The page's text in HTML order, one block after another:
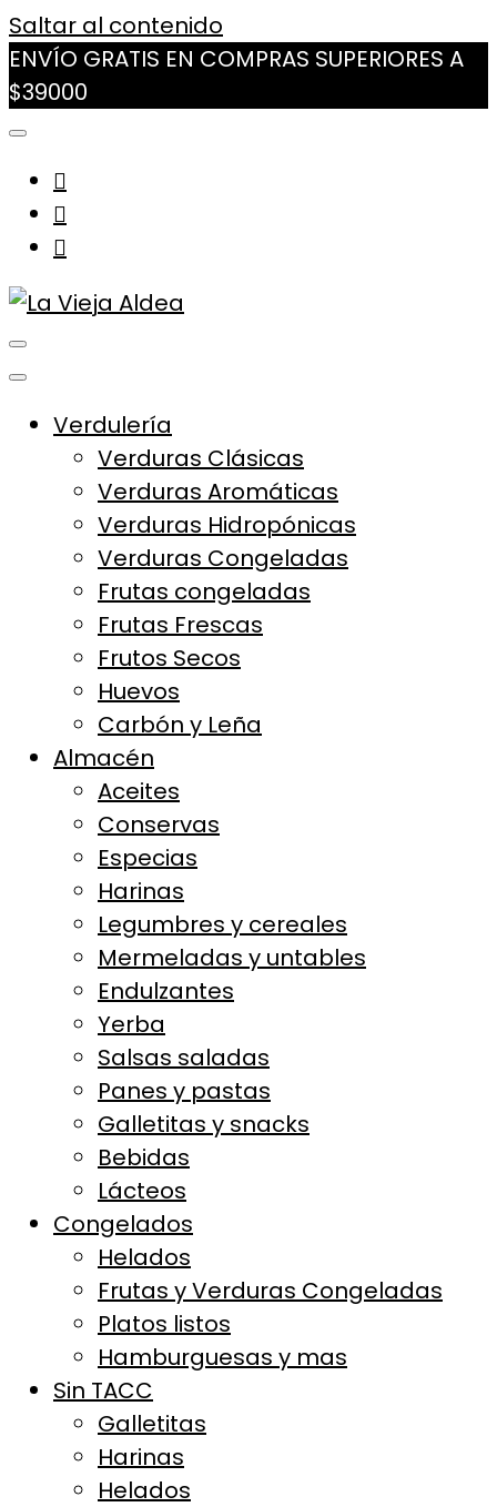
Saltar al contenido
ENVÍO GRATIS EN COMPRAS SUPERIORES A
$39000
Verdulería
Verduras Clásicas
Verduras Aromáticas
Verduras Hidropónicas
Verduras Congeladas
Frutas congeladas
Frutas Frescas
Frutos Secos
Huevos
Carbón y Leña
Almacén
Aceites
Conservas
Especias
Harinas
Legumbres y cereales
Mermeladas y untables
Endulzantes
Yerba
Salsas saladas
Panes y pastas
Galletitas y snacks
Bebidas
Lácteos
Congelados
Helados
Frutas y Verduras Congeladas
Platos listos
Hamburguesas y mas
Sin TACC
Galletitas
Harinas
Helados